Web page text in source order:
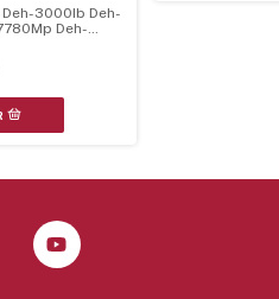
3000Ib Deh-
Deh-
= Xxa7381